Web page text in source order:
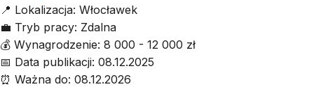
📍 Lokalizacja: Włocławek
💼 Tryb pracy: Zdalna
💰 Wynagrodzenie: 8 000 - 12 000 zł
📅 Data publikacji: 08.12.2025
⏰ Ważna do: 08.12.2026